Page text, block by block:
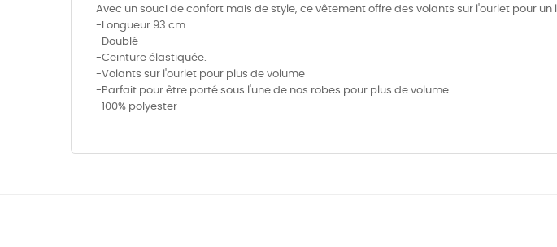
Avec un souci de confort mais de style, ce vêtement offre des volants sur l'ourlet pour
-Longueur 93 cm
-Doublé
-Ceinture élastiquée.
-Volants sur l'ourlet pour plus de volume
-Parfait pour être porté sous l'une de nos robes pour plus de volume
-100% polyester